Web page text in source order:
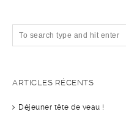
ARTICLES RÉCENTS
Déjeuner tête de veau !